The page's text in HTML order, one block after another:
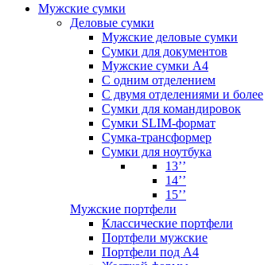
Мужские сумки
Деловые сумки
Мужские деловые сумки
Сумки для документов
Мужские сумки А4
С одним отделением
С двумя отделениями и более
Сумки для командировок
Сумки SLIM-формат
Сумка-трансформер
Сумки для ноутбука
13’’
14’’
15’’
Мужские портфели
Классические портфели
Портфели мужские
Портфели под А4